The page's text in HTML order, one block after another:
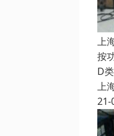
上
按
D
上
21-